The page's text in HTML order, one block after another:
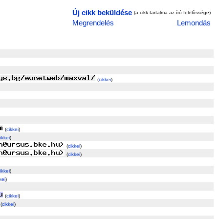
Új cikk beküldése (a cikk tartalma az író felelõssége)
Megrendelés Lemondás
(cikkei)
(cikkei)
)
(cikkei)
(cikkei)
)
)
(cikkei)
(cikkei)